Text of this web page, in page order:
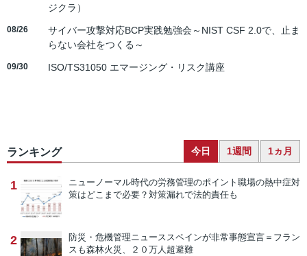
ジクラ）
08/26
サイバー攻撃対応BCP実践勉強会～NIST CSF 2.0で、止ま
らない会社をつくる～
09/30 ISO/TS31050 エマージング・リスク講座
ランキング 今日 1週間 1ヵ月
1 ニューノーマル時代の労務管理のポイント 職場の熱中症対
策はどこまで必要？対策漏れで法的責任も
2 防災・危機管理ニューススペインが非常事態宣言＝フラン
スも森林火災、２０万人超避難